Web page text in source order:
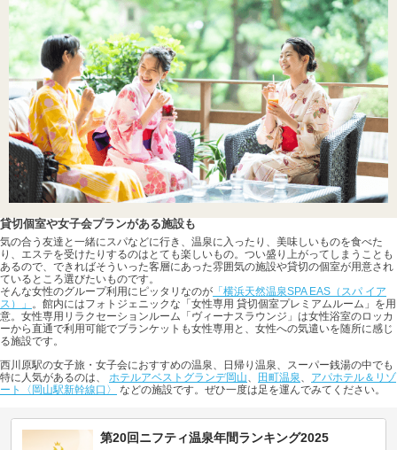
貸切個室や女子会プランがある施設も
気の合う友達と一緒にスパなどに行き、温泉に入ったり、美味しいものを食べた
り、エステを受けたりするのはとても楽しいもの。つい盛り上がってしまうことも
あるので、できればそういった客層にあった雰囲気の施設や貸切の個室が用意され
ているところ選びたいものです。
そんな女性のグループ利用にピッタリなのが 「横浜天然温泉SPA EAS（スパ イア
ス）」 。館内にはフォトジェニックな「女性専用 貸切個室プレミアムルーム」を用
意。女性専用リラクセーションルーム「ヴィーナスラウンジ」は女性浴室のロッカ
ーから直通で利用可能でブランケットも女性専用と、女性への気遣いを随所に感じ
る施設です。
西川原駅の女子旅・女子会におすすめの温泉、日帰り温泉、スーパー銭湯の中でも
特に人気があるのは、 ホテルアベストグランデ岡山、 田町温泉、 アパホテル＆リゾ
ート〈岡山駅新幹線口〉
などの施設です。ぜひ一度は足を運んでみてください。
第20回ニフティ温泉年間ランキング2025